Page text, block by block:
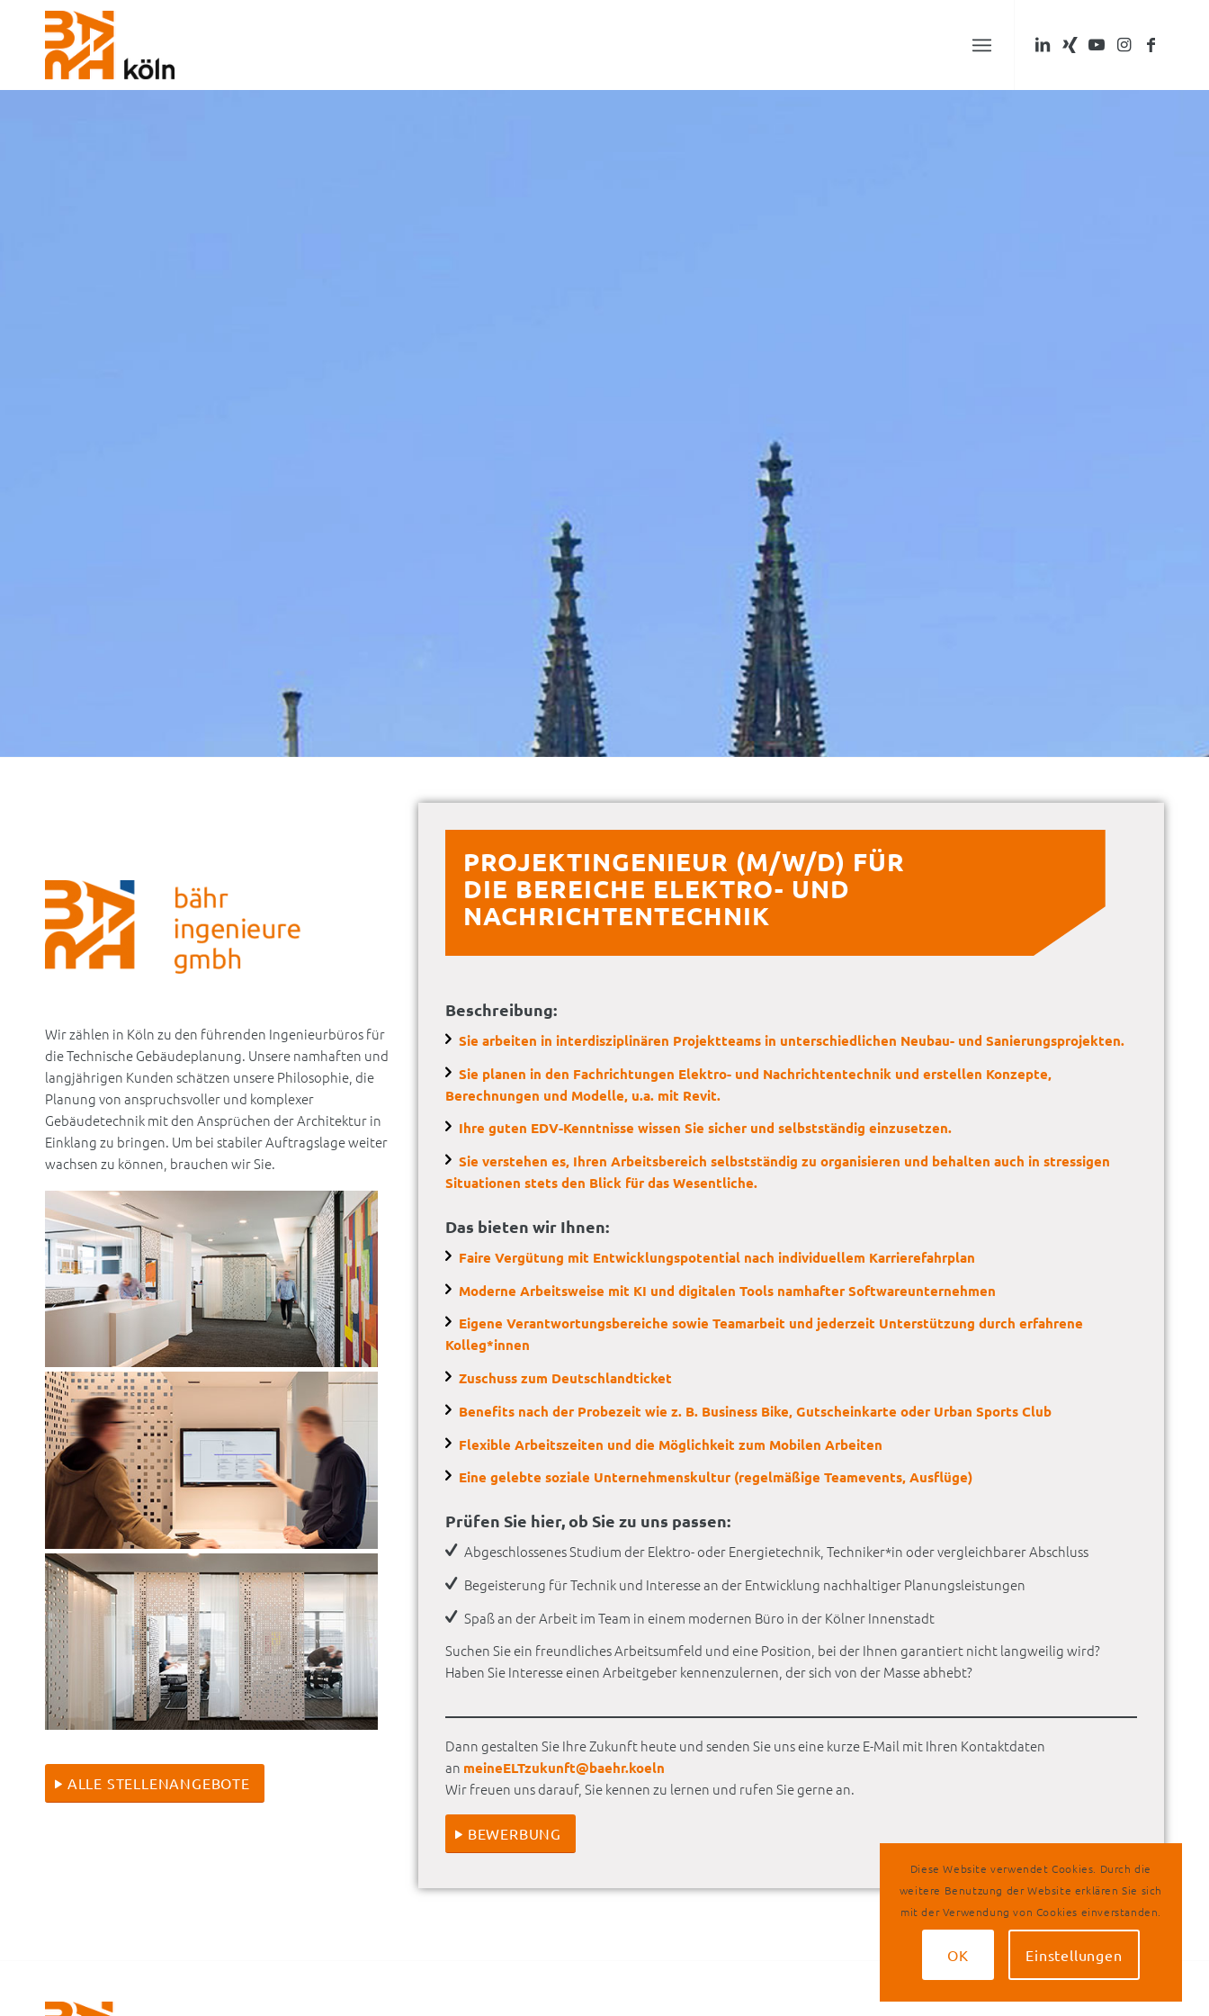
Wir zählen in Köln zu den führenden Ingenieurbüros für
die Technische Gebäudeplanung. Unsere namhaften und
langjährigen Kunden schätzen unsere Philosophie, die
Planung von anspruchsvoller und komplexer
Gebäudetechnik mit den Ansprüchen der Architektur in
Einklang zu bringen. Um bei stabiler Auftragslage weiter
wachsen zu können, brauchen wir Sie.
ALLE STELLENANGEBOTE
PROJEKTINGENIEUR (M/W/D) FÜR
DIE BEREICHE ELEKTRO- UND
NACHRICHTENTECHNIK
Beschreibung:
Sie arbeiten in interdisziplinären Projektteams in unterschiedlichen Neubau- und Sanierungsprojekten.
Sie planen in den Fachrichtungen Elektro- und Nachrichtentechnik und erstellen Konzepte,
Berechnungen und Modelle, u.a. mit Revit.
Ihre guten EDV-Kenntnisse wissen Sie sicher und selbstständig einzusetzen.
Sie verstehen es, Ihren Arbeitsbereich selbstständig zu organisieren und behalten auch in stressigen
Situationen stets den Blick für das Wesentliche.
Das bieten wir Ihnen:
Faire Vergütung mit Entwicklungspotential nach individuellem Karrierefahrplan
Moderne Arbeitsweise mit KI und digitalen Tools namhafter Softwareunternehmen
Eigene Verantwortungsbereiche sowie Teamarbeit und jederzeit Unterstützung durch erfahrene
Kolleg*innen
Zuschuss zum Deutschlandticket
Benefits nach der Probezeit wie z. B. Business Bike, Gutscheinkarte oder Urban Sports Club
Flexible Arbeitszeiten und die Möglichkeit zum Mobilen Arbeiten
Eine gelebte soziale Unternehmenskultur (regelmäßige Teamevents, Ausflüge)
Prüfen Sie hier, ob Sie zu uns passen:
Abgeschlossenes Studium der Elektro- oder Energietechnik, Techniker*in oder vergleichbarer Abschluss
Begeisterung für Technik und Interesse an der Entwicklung nachhaltiger Planungsleistungen
Spaß an der Arbeit im Team in einem modernen Büro in der Kölner Innenstadt
Suchen Sie ein freundliches Arbeitsumfeld und eine Position, bei der Ihnen garantiert nicht langweilig wird?
Haben Sie Interesse einen Arbeitgeber kennenzulernen, der sich von der Masse abhebt?
Dann gestalten Sie Ihre Zukunft heute und senden Sie uns eine kurze E-Mail mit Ihren Kontaktdaten
an meineELTzukunft@baehr.koeln
Wir freuen uns darauf, Sie kennen zu lernen und rufen Sie gerne an.
BEWERBUNG
Diese Website verwendet Cookies. Durch die
weitere Benutzung der Website erklären Sie sich
mit der Verwendung von Cookies einverstanden.
OK Einstellungen